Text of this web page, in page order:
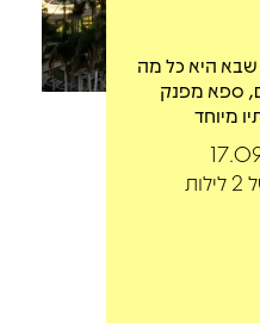
שבא היא כל מה
ספא מפנק
מיוחד
17.09.26-
20.09.26, בהזמנה של 2 לילות